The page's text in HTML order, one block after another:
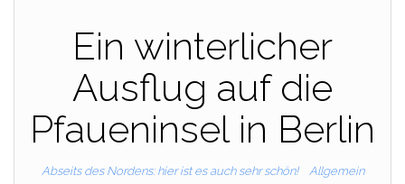
Ein winterlicher
Ausflug auf die
Pfaueninsel in Berlin
Abseits des Nordens: hier ist es auch sehr schön!
Allgemein